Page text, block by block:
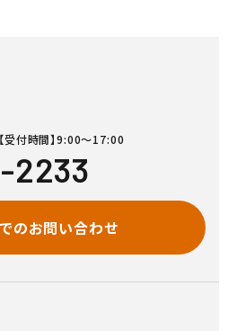
【受付時間】9:00〜17:00
2233
のお問い合わせ